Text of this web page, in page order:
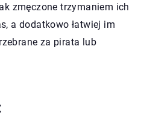
zmęczone trzymaniem ich
a dodatkowo łatwiej im
za pirata lub